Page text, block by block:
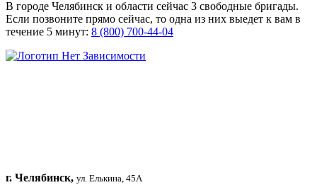
В городе Челябинск и области сейчас 3 свободные бригады.
Если позвоните прямо сейчас, то одна из них выедет к вам в
течение 5 минут: 8 (800) 700-44-04
г. Челябинск, ул. Елькина, 45А